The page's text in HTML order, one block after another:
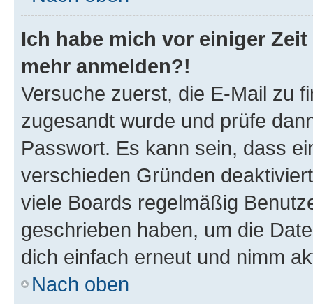
Ich habe mich vor einiger
mehr anmelden?!
Versuche zuerst, die E-Mail zu
zugesandt wurde und prüfe
Passwort. Es kann sein, dass
verschieden Gründen
viele Boards regelmäßig
geschrieben haben, um die
dich einfach erneut und nimm
Nach oben